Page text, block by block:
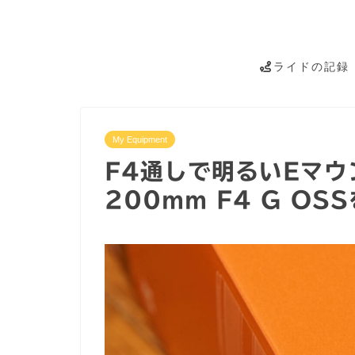
ライドの記録
My Equipment
F4通しで明るいEマ
200mm F4 G OSS